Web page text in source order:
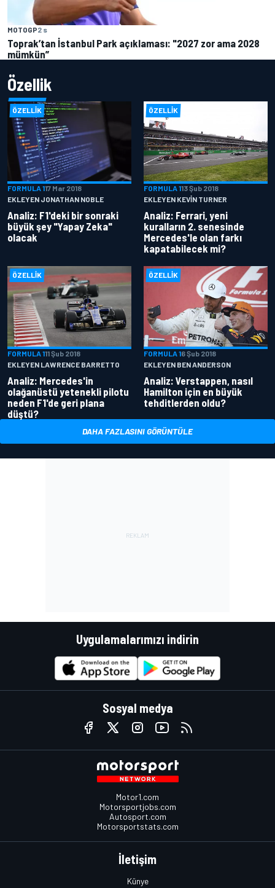
MOTOGP2 s
Toprak’tan İstanbul Park açıklaması: "2027 zor ama 2028
mümkün”
Özellik
ÖZELLIK
FORMULA 117 Mar 2018
EKLEYEN JONATHAN NOBLE
Analiz: F1'deki bir sonraki
büyük şey "Yapay Zeka"
olacak
ÖZELLIK
FORMULA 113 Şub 2018
EKLEYEN KEVIN TURNER
Analiz: Ferrari, yeni
kuralların 2. senesinde
Mercedes'le olan farkı
kapatabilecek mi?
ÖZELLIK
FORMULA 111 Şub 2018
EKLEYEN LAWRENCE BARRETTO
Analiz: Mercedes'in
olağanüstü yetenekli pilotu
neden F1'de geri plana
düştü?
ÖZELLIK
FORMULA 16 Şub 2018
EKLEYEN BEN ANDERSON
Analiz: Verstappen, nasıl
Hamilton için en büyük
tehditlerden oldu?
DAHA FAZLASINI GÖRÜNTÜLE
Uygulamalarımızı indirin
Sosyal medya
Motor1.com
Motorsportjobs.com
Autosport.com
Motorsportstats.com
İletişim
Künye